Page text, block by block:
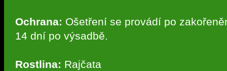
Ochrana: Ošetření se provádí po
14 dní po výsadbě.
Rostlina: Rajčata